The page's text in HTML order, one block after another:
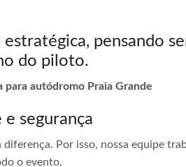
pensando
do piloto.
autódromo Praia Grande
segurança
Por isso, nossa equipe
o evento.